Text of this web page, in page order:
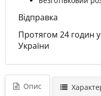
Відправка
Протягом 24 годин
України
Опис